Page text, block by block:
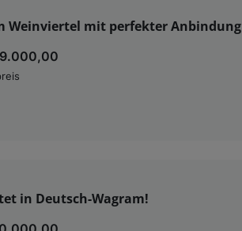
Weinviertel mit perfekter Anbindung
in Deutsch-Wagram!